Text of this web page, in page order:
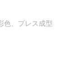
色、プレス成型